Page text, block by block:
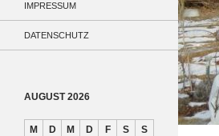
IMPRESSUM
DATENSCHUTZ
AUGUST 2026
M D M D F S
S